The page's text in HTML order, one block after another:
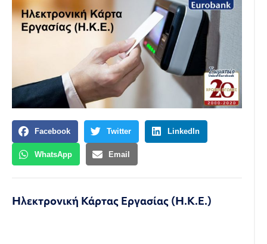
Facebook Twitter LinkedIn
WhatsApp Email
Ηλεκτρονική Κάρτας Εργασίας (Η.Κ.Ε.)